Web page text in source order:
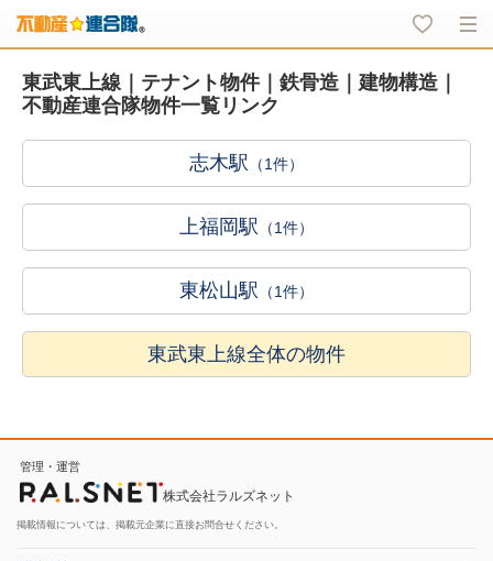
東武東上線｜テナント物件｜鉄骨造｜建物構造｜
不動産連合隊物件一覧リンク
志木駅 （1件）
上福岡駅 （1件）
東松山駅 （1件）
東武東上線全体の物件
管理・運営
株式会社ラルズネット
掲載情報については、掲載元企業に直接お問合せください。